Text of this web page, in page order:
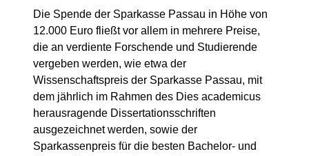
Die Spende der Sparkasse Passau in Höhe von
12.000 Euro fließt vor allem in mehrere Preise,
die an verdiente Forschende und Studierende
vergeben werden, wie etwa der
Wissenschaftspreis der Sparkasse Passau, mit
dem jährlich im Rahmen des Dies academicus
herausragende Dissertationsschriften
ausgezeichnet werden, sowie der
Sparkassenpreis für die besten Bachelor- und